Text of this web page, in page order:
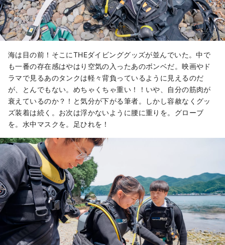
海は目の前！そこにTHEダイビンググッズが並んでいた。中で
も一番の存在感はやはり空気の入ったあのボンベだ。映画やド
ラマで見るあのタンクは軽々背負っているように見えるのだ
が、とんでもない。めちゃくちゃ重い！！いや、自分の筋肉が
衰えているのか？！と気分が下がる筆者。しかし容赦なくグッ
ズ装着は続く。お次は浮かないように腰に重りを。グローブ
を。水中マスクを。足ひれを！